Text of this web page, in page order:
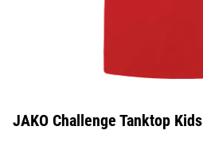
JAKO Challenge Tanktop Kids